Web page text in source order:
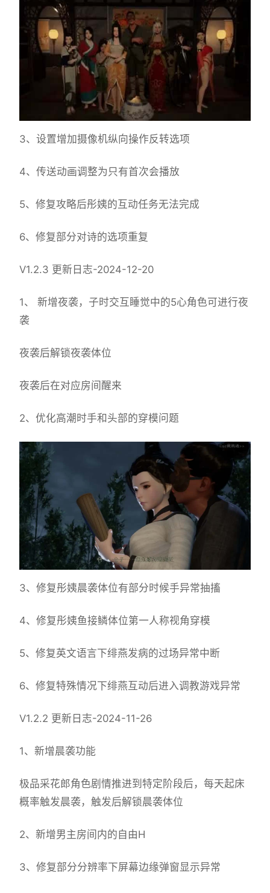
3、设置增加摄像机纵向操作反转选项
4、传送动画调整为只有首次会播放
5、修复攻略后彤姨的互动任务无法完成
6、修复部分对诗的选项重复
V1.2.3 更新日志-2024-12-20
1、 新增夜袭，子时交互睡觉中的5心角色可进行夜
袭
夜袭后解锁夜袭体位
夜袭后在对应房间醒来
2、优化高潮时手和头部的穿模问题
3、修复彤姨晨袭体位有部分时候手异常抽搐
4、修复彤姨鱼接鳞体位第一人称视角穿模
5、修复英文语言下绯燕发病的过场异常中断
6、修复特殊情况下绯燕互动后进入调教游戏异常
V1.2.2 更新日志-2024-11-26
1、新增晨袭功能
极品采花郎角色剧情推进到特定阶段后，每天起床
概率触发晨袭，触发后解锁晨袭体位
2、新增男主房间内的自由H
3、修复部分分辨率下屏幕边缘弹窗显示异常